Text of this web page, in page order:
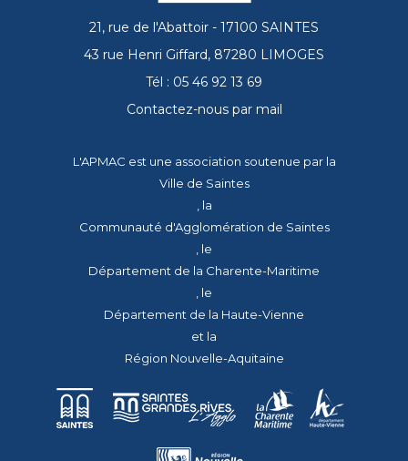
21, rue de l'Abattoir - 17100 SAINTES
43 rue Henri Giffard, 87280 LIMOGES
Tél : 05 46 92 13 69
Contactez-nous par mail
L'APMAC est une association soutenue par la
Ville de Saintes
, la
Communauté d'Agglomération de Saintes
, le
Département de la Charente-Maritime
, le
Département de la Haute-Vienne
et la
Région Nouvelle-Aquitaine